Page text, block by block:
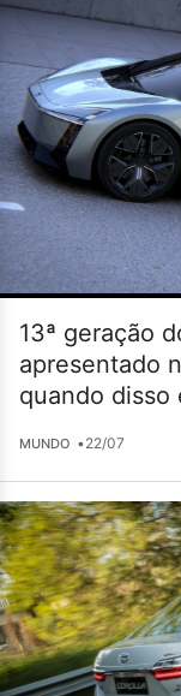
13ª geração
apresentado
quando disso
MUNDO •22/07